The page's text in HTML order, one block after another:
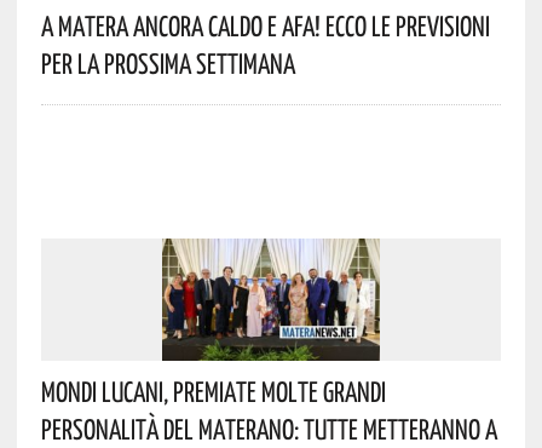
A Matera Ancora Caldo E Afa! Ecco Le Previsioni
Per La Prossima Settimana
Mondi Lucani, Premiate Molte Grandi
Personalità Del Materano: Tutte Metteranno A